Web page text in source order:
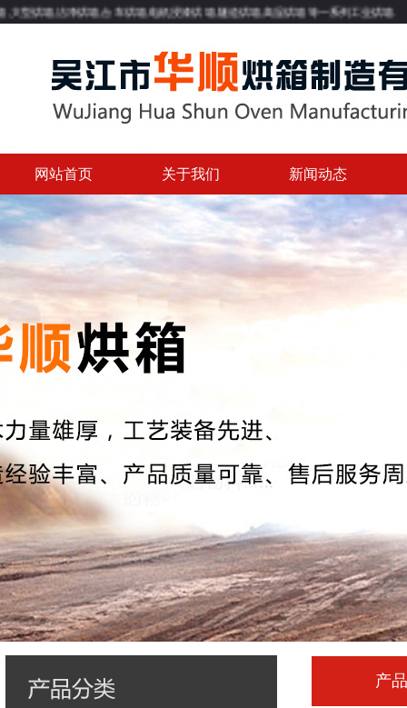
净烘箱,台车烘箱,电机浸漆烘箱,隧道烘箱,高温烘箱等一系列工业烘箱.
网站首页 关于我们 新闻动态
产